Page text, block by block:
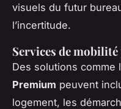
visuels du futur
l’incertitude.
Services de
Des solutions comme
Premium peuvent
logement, les